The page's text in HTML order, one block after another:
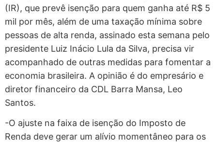
(IR), que prevê isenção para quem ganha até R$ 5
mil por mês, além de uma taxação mínima sobre
pessoas de alta renda, assinado esta semana pelo
presidente Luiz Inácio Lula da Silva, precisa vir
acompanhado de outras medidas para fomentar a
economia brasileira. A opinião é do empresário e
diretor financeiro da CDL Barra Mansa, Leo
Santos.
-O ajuste na faixa de isenção do Imposto de
Renda deve gerar um alívio momentâneo para os